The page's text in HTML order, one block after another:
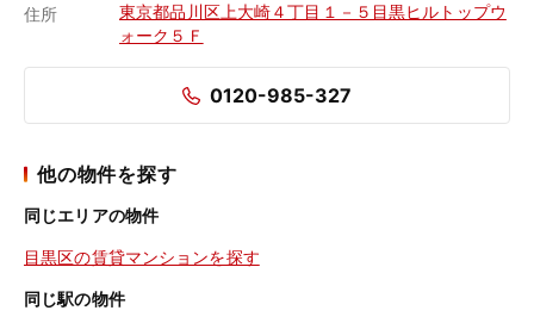
住所
東京都品川区上大崎４丁目１－５目黒ヒルトップウ
ォーク５Ｆ
0120-985-327
他の物件を探す
同じエリアの物件
目黒区の賃貸マンションを探す
同じ駅の物件